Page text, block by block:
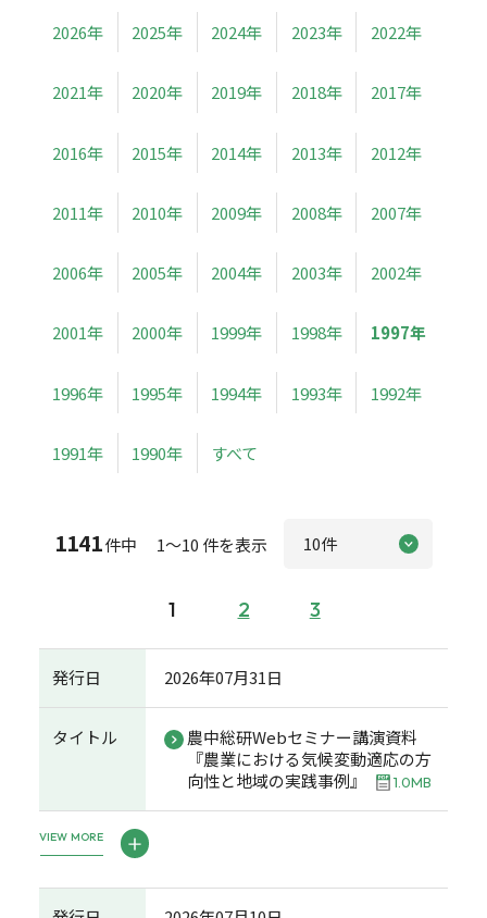
2026年 2025年 2024年 2023年 2022年
2021年 2020年 2019年 2018年 2017年
2016年 2015年 2014年 2013年 2012年
2011年 2010年 2009年 2008年 2007年
2006年 2005年 2004年 2003年 2002年
2001年 2000年 1999年 1998年 1997年
1996年 1995年 1994年 1993年 1992年
1991年 1990年 すべて
1141件中 1～10 件を表示
1 2 3
発行日 2026年07月31日
タイトル
農中総研Webセミナー講演資料
『農業における気候変動適応の方
向性と地域の実践事例』
1.0MB
VIEW MORE